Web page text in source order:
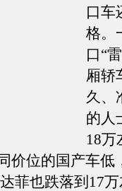
口车
格。
口“
厢轿
久、
的人
18万
价位的国产车低
菲也跌落到17